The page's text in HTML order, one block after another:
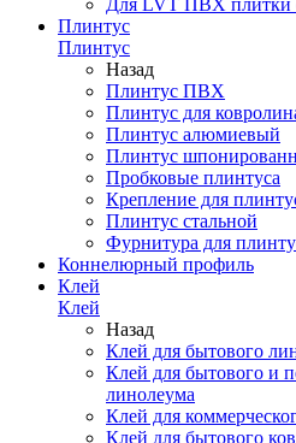
Для LVT ПВХ плитки
Плинтус
Плинтус
Назад
Плинтус ПВХ
Плинтус для
Плинтус алюмиевый
Плинтус
Пробковые плинтуса
Крепление для
Плинтус стальной
Фурнитура для
Коннелюрный профиль
Клей
Клей
Назад
Клей для бытового
Клей для бытового и
линолеума
Клей для
Клей для бытового